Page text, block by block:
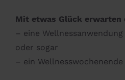
Mit etwas Glück erwarten
– eine
oder sogar
– ein